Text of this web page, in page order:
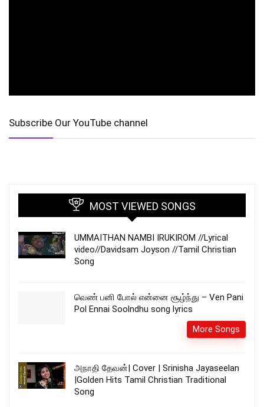
Subscribe Our YouTube channel
MOST VIEWED SONGS
UMMAITHAN NAMBI IRUKIROM //Lyrical
video//Davidsam Joyson //Tamil Christian
Song
வெண் பனி போல் என்னை சூழ்ந்து – Ven Pani
Pol Ennai Soolndhu song lyrics
More Songs
அநாதி தேவன்| Cover | Srinisha Jayaseelan
|Golden Hits Tamil Christian Traditional
Song